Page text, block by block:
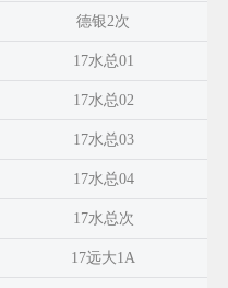
德银2次
17水总01
17水总02
17水总03
17水总04
17水总次
17远大1A